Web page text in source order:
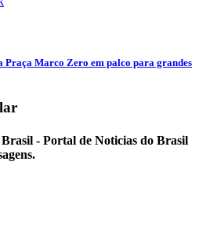
Marco Zero em palco para grandes
- Portal de Noticias do Brasil